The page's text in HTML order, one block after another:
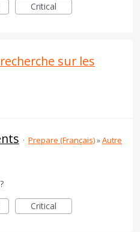
Critical
sur les
· Prepare (Français)»Autre
Critical